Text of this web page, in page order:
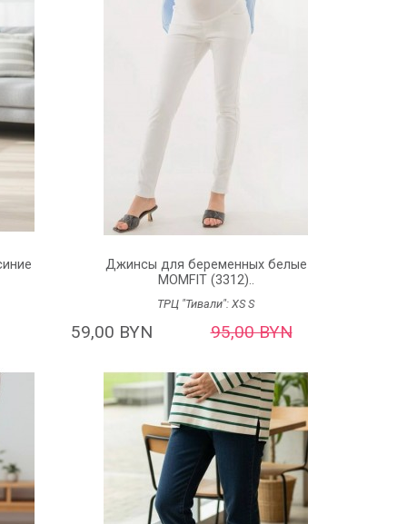
Джинсы для беременных белые
MOMFIT (3312)..
ТРЦ "Тивали": XSS
59,00 BYN 95,00 BYN